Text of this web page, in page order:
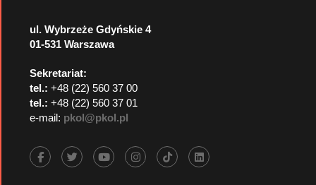
ul. Wybrzeże Gdyńskie 4
01-531 Warszawa
Sekretariat:
tel.: +48 (22) 560 37 00
tel.: +48 (22) 560 37 01
e-mail: pkol@pkol.pl